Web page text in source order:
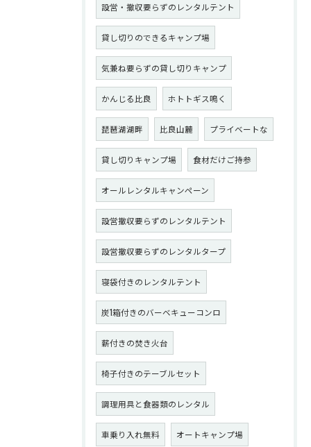
設営・撤収要らずのレンタルテント
貸し切りのできるキャンプ場
気兼ね要らずの貸し切りキャンプ
かんじる比良 ホトトギス鳴く
琵琶湖湖畔 比良山麓 プライベートな
貸し切りキャンプ場 食材だけご持参
オールレンタルキャンペーン
設営撤収要らずのレンタルテント
設営撤収要らずのレンタルタープ
寝袋付きのレンタルテント
炭1箱付きのバーベキューコンロ
薪付きの焚き火台
椅子付きのテーブルセット
調理用具と食器類のレンタル
車乗り入れ無料 オートキャンプ場